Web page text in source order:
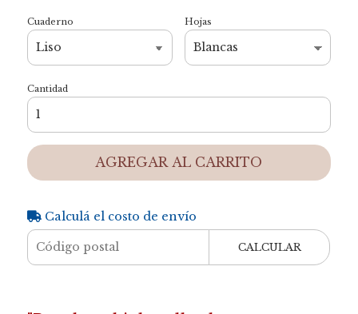
Cuaderno Hojas
Cantidad
AGREGAR AL CARRITO
Calculá el costo de envío
CALCULAR